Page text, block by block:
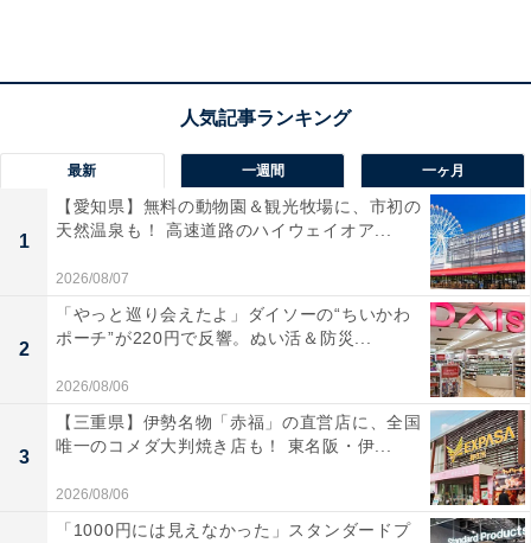
「ゆーとろん水神の湯」の口コミは？
「ゆーとろん水神の湯」には以下のような口コミが寄せ
られています。
最新 一週間 一ヶ月
1
【愛知県】無料の動物園＆観光牧場に、市初の
天然温泉も！ 高速道路のハイウェイオア...
2026/08/07
2
「やっと巡り会えたよ」ダイソーの“ちいかわ
ポーチ”が220円で反響。ぬい活＆防災...
2026/08/06
3
【三重県】伊勢名物「赤福」の直営店に、全国
唯一のコメダ大判焼き店も！ 東名阪・伊...
2026/08/06
「1000円には見えなかった」スタンダードプ